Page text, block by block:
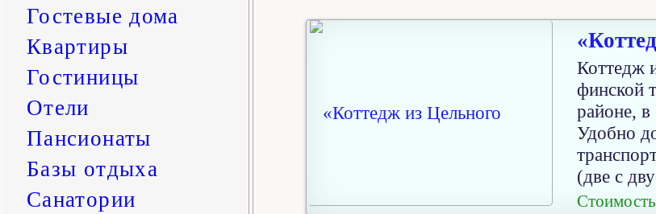
Гостевые дома
Квартиры
Гостиницы
Отели
Пансионаты
Базы отдыха
Санатории
Коттедж
финской
районе,
Удобно
(две с